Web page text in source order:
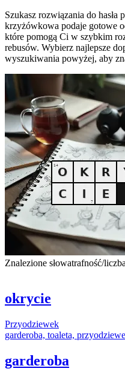
Szukasz rozwiązania do
krzyżówkowa podaje gotowe
które pomogą Ci w szybkim
rebusów. Wybierz najlepsze
wyszukiwania powyżej, aby
Znalezione słowatrafność/
okrycie
Przyodziewek
garderoba, toaleta,
garderoba